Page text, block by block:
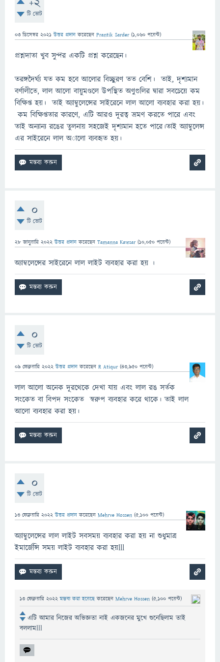
টি ভোট
03 ডিসেম্বর 2021 উত্তর প্রদান করেছেন Prantik Sarder (1,060 পয়েন্ট)
প্রশ্নদাতা খুব সুন্দর একটি প্রশ্ন করেছেন।
তরঙ্গদৈর্ঘ্য যত কম হবে আলোর বিচ্ছুরণ তত বেশি। তাই, দৃশ্যমান
বর্ণালীতে, লাল আলো বায়ুমণ্ডলে উপস্থিত অণুগুলির দ্বারা সবচেয়ে কম
বিক্ষিপ্ত হয়। তাই অ্যাম্বুলেন্সের সাইরেনে লাল আলো ব্যবহার করা হয়।
কম বিক্ষিপ্ততার কারণে, এটি আরও দূরত্ব ভ্রমণ করতে পারে এবং
তাই অন্যান্য রঙের তুলনায় সহজেই দৃশ্যমান হতে পারে।তাই অ্যাম্বুলেন্স
এর সাইরেনে লাল অালো ব্যবহৃত হয়।
0
টি ভোট
28 জানুয়ারি 2022 উত্তর প্রদান করেছেন Tamanna Kawsar (10,050 পয়েন্ট)
অ্যাম্বলেন্সের সাইরেনে লাল লাইট ব্যবহার করা হয় ।
0
টি ভোট
09 ফেব্রুয়ারি 2022 উত্তর প্রদান করেছেন R Atiqur (43,950 পয়েন্ট)
লাল আলো অনেক দূরথেকে দেখা যায় এবং লাল রঙ সর্তক
সংকেত বা বিপদ সংকেত স্বরুপ ব্যবহার করে থাকে। তাই লাল
আলো ব্যবহার করা হয়।
0
টি ভোট
13 ফেব্রুয়ারি 2022 উত্তর প্রদান করেছেন Mehrve Hossen (5,100 পয়েন্ট)
অ্যাম্বুলেন্সের লাল লাইট সবসময় ব্যবহার করা হয় না শুধুমাত্র
ইমার্জেন্সি সময় লাইট ব্যবহার করা হয়lll
13 ফেব্রুয়ারি 2022 মন্তব্য করা হয়েছেকরেছেন Mehrve Hossen (5,100 পয়েন্ট)
এটি আমার নিজের অভিজ্ঞতা নাই একজনের মুখে শুনেছিলাম তাই
বললামlll